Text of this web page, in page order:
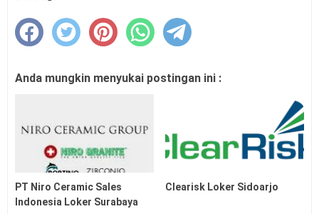
Anda mungkin menyukai postingan ini :
PT Niro Ceramic Sales
Indonesia Loker Surabaya
Clearisk Loker Sidoarjo